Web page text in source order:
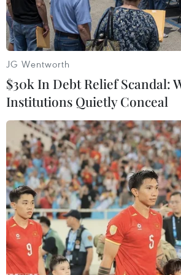
Indonesia thường xuyên hứng chịu
đai Lửa Thái Bình Dương. (Ảnh minh
Cơ quan Khí tượng, Khí hậu và
Indonesia cho biết một trận
6,1 đã làm rung chuyển tỉnh
JG Wentworth
$30k In Debt Relief Scandal:
Institutions Quietly Conceal